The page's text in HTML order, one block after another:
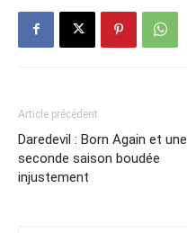
Article précédent
Daredevil : Born Again et une
seconde saison boudée
injustement